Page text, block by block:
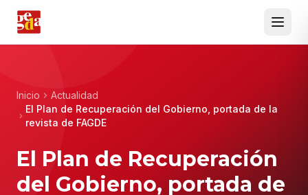
Inicio
Actualidad
El Plan de Recuperación del Gobierno, portada de la
revista de FAGDE
El Plan de Recuperación
del Gobierno, portada de